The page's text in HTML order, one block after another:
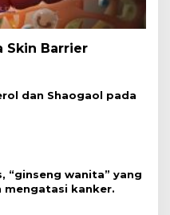
Skin Barrier
dan Shaogaol pada
“ginseng wanita” yang
mengatasi kanker.